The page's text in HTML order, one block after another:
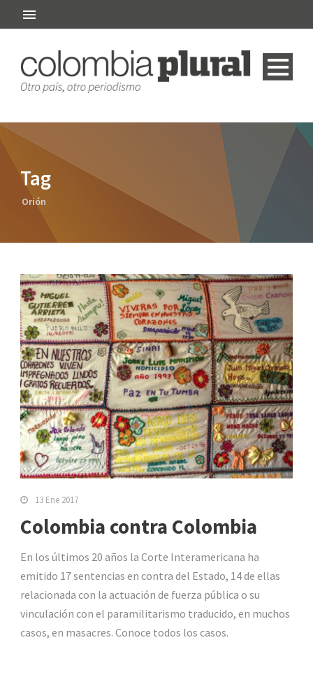
Tag
Orión
13 Ene 2017
Colombia contra Colombia
En los últimos 20 años la Corte Interamericana ha
emitido 17 sentencias en contra del Estado, 14 de ellas
relacionada con la actuación de fuerza pública o su
vinculación con el paramilitarismo traducido, en muchos
casos, en masacres. Conoce todos los casos.